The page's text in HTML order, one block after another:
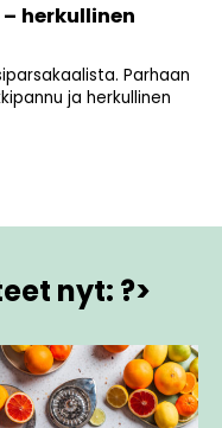
herkullinen
Parhaan
ja herkullinen
nyt: ?>